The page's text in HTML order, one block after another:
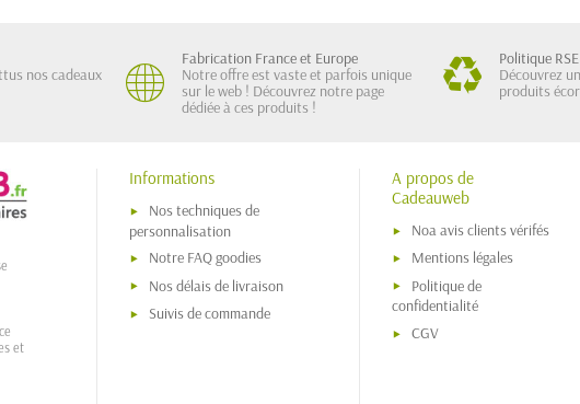
nos cadeaux
Fabrication France et Europe
Notre offre est vaste et parfois unique
sur le web ! Découvrez notre page
dédiée à ces produits !
Politique RSE
Découvrez
produits
et
Informations
Nos techniques de
personnalisation
Notre FAQ goodies
Nos délais de livraison
Suivis de commande
A propos de
Cadeauweb
Noa avis clients vérifés
Mentions légales
Politique de
confidentialité
CGV